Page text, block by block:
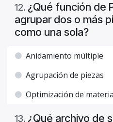
12. ¿Qué función de
agrupar dos o más
como una sola?
Anidamiento múltiple
Agrupación de piezas
Optimización de
13. ¿Qué archivo de